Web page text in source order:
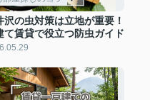
沢の虫対策は立地が重要！
て賃貸で役立つ防虫ガイド